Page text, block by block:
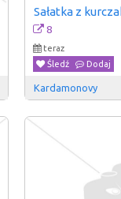
Sałatka z
8
teraz
Śledź
Dodaj
Kardamonovy